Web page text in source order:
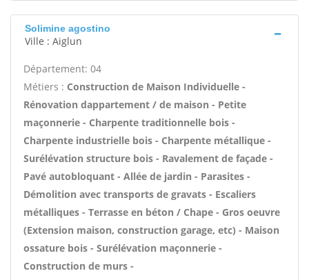
Solimine agostino
Ville : Aiglun
Département: 04
Métiers : Construction de Maison Individuelle -
Rénovation dappartement / de maison - Petite
maçonnerie - Charpente traditionnelle bois -
Charpente industrielle bois - Charpente métallique -
Surélévation structure bois - Ravalement de façade -
Pavé autobloquant - Allée de jardin - Parasites -
Démolition avec transports de gravats - Escaliers
métalliques - Terrasse en béton / Chape - Gros oeuvre
(Extension maison, construction garage, etc) - Maison
ossature bois - Surélévation maçonnerie -
Construction de murs -